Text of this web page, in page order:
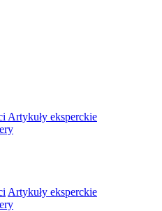
Artykuły eksperckie
Artykuły eksperckie